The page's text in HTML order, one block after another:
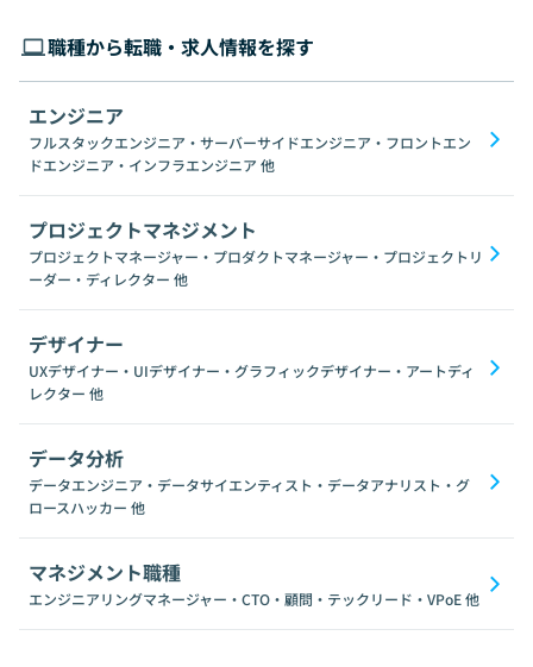
職種から転職・求人情報を探す
エンジニア
フルスタックエンジニア・サーバーサイドエンジニア・フロントエン
ドエンジニア・インフラエンジニア 他
プロジェクトマネジメント
プロジェクトマネージャー・プロダクトマネージャー・プロジェクトリ
ーダー・ディレクター 他
デザイナー
UXデザイナー・UIデザイナー・グラフィックデザイナー・アートディ
レクター 他
データ分析
データエンジニア・データサイエンティスト・データアナリスト・グ
ロースハッカー 他
マネジメント職種
エンジニアリングマネージャー・CTO・顧問・テックリード・VPoE他